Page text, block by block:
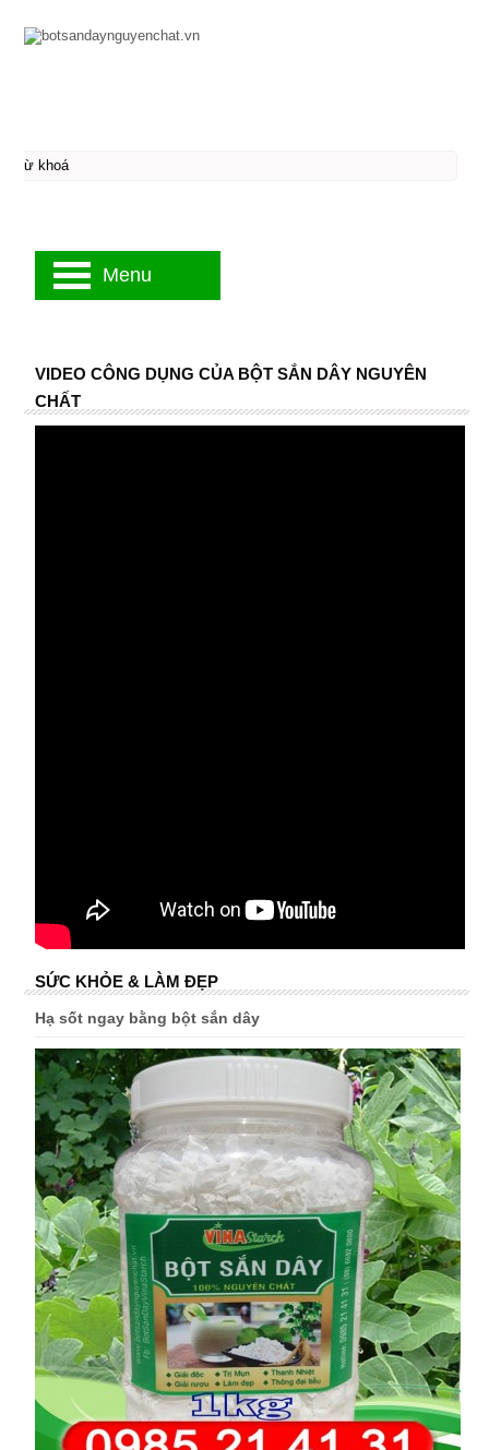
VIDEO CÔNG DỤNG CỦA BỘT SẮN DÂY NGUYÊN
CHẤT
SỨC KHỎE & LÀM ĐẸP
Hạ sốt ngay bằng bột sắn dây
Menu